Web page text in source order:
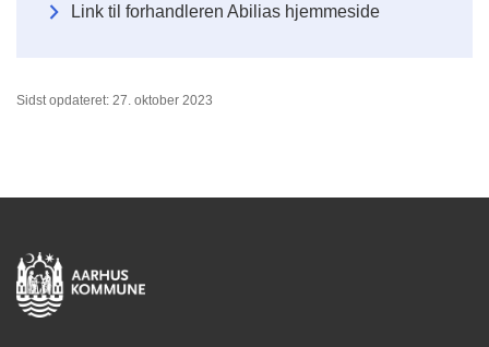
Link til forhandleren Abilias hjemmeside
Sidst opdateret: 27. oktober 2023